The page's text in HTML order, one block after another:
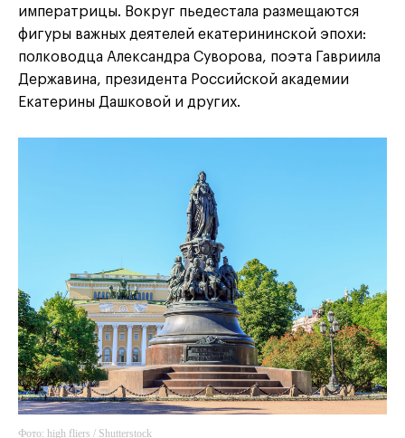
императрицы. Вокруг пьедестала размещаются
фигуры важных деятелей екатерининской эпохи:
полководца Александра Суворова, поэта Гавриила
Державина, президента Российской академии
Екатерины Дашковой и других.
Фото: high fliers / Shutterstock